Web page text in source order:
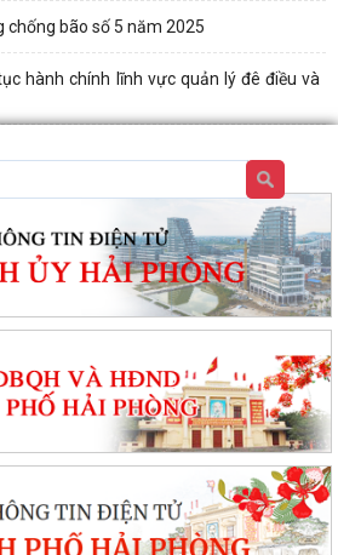
chống bão số 5 năm 2025
hành chính lĩnh vực quản lý đê điều và